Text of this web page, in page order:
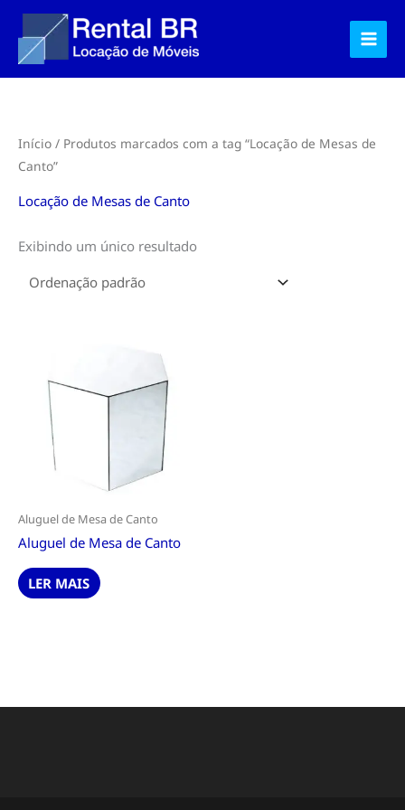
para
conteúdo
Início / Produtos marcados com a tag “Locação de Mesas de
Canto”
Locação de Mesas de Canto
Exibindo um único resultado
Aluguel de Mesa de Canto
Aluguel de Mesa de Canto
LER MAIS